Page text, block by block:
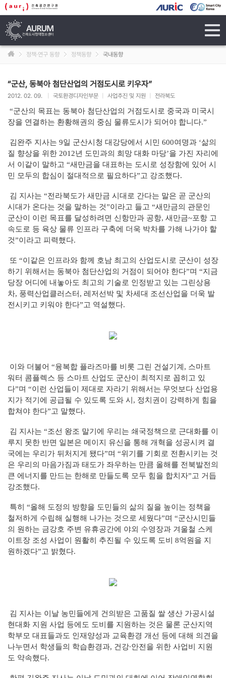
정책·연구 동향 정책동향 국내동향
“군산, 동북아 첨단산업의 거점도시로 키우자”
2012. 02. 09. 국토환경디자인부문 사업추진 및 지원 전라북도
“군산의 목표는 동북아 첨단산업의 거점도시로 중국과 미국시
장을 연결하는 환황해권의 중심 물류도시가 되어야 합니다.”
김완주 지사는 9일 군산시청 대강당에서 시민 600여명과 ‘삶의
질 향상을 위한 2012년 도민과의 희망 대화 마당’을 가진 자리에
서 이같이 말하고 “새만금을 대표하는 도시로 성장함에 있어 시
민 모두의 합심이 절대적으로 필요하다”고 강조했다.
김 지사는 “전라북도가 새만금 시대로 간다는 말은 곧 군산의
시대가 온다는 것을 말하는 것”이라고 들고 “새만금의 관문인
군산이 이런 목표를 달성하려면 신항만과 공항, 새만금~포항 고
속도로 등 육상 물류 인프라 구축에 더욱 박차를 가해 나가야 할
것”이라고 피력했다.
또 “이같은 인프라와 함께 호남 최고의 산업도시로 군산이 성장
하기 위해서는 동북아 첨단산업의 거점이 되어야 한다”며 “지금
당장 어디에 내놓아도 최고의 기술로 인정받고 있는 그린상용
차, 풍력산업클러스터, 레저선박 및 차세대 조선산업을 더욱 발
전시키고 키워야 한다”고 역설했다.
이와 더불어 “융복합 플라즈마를 비롯 그린 건설기계, 스마트
워터 콤플렉스 등 스마트 산업도 군산이 최적지로 꼽히고 있
다”며 “이런 산업들이 제대로 자라기 위해서는 무엇보다 산업용
지가 적기에 공급될 수 있도록 도와 시, 정치권이 강력하게 힘을
합쳐야 한다”고 말했다.
김 지사는 “조선 왕조 말기에 우리는 쇄국정책으로 근대화를 이
루지 못한 반면 일본은 메이지 유신을 통해 개혁을 성공시켜 결
국에는 우리가 뒤처지게 됐다”며 “위기를 기회로 전환시키는 것
은 우리의 마음가짐과 태도가 좌우하는 만큼 올해를 전북발전의
큰 에너지를 만드는 한해로 만들도록 모두 힘을 합치자”고 거듭
강조했다.
특히 “올해 도정의 방향을 도민들의 삶의 질을 높이는 정책을
철저하게 수립해 실행해 나가는 것으로 세웠다”며 “군산시민들
의 원하는 금강호 주변 유휴공간에 야외 수영장과 겨울철 스케
이트장 조성 사업이 원활히 추진될 수 있도록 도비 8억원을 지
원하겠다”고 밝혔다.
김 지사는 이날 농민들에게 건의받은 고품질 쌀 생산 가공시설
현대화 지원 사업 등에도 도비를 지원하는 것은 물론 군산지역
학부모 대표들과도 인재양성과 교육환경 개선 등에 대해 의견을
나누면서 학생들의 학습환경과, 건강∙안전을 위한 사업비 지원
도 약속했다.